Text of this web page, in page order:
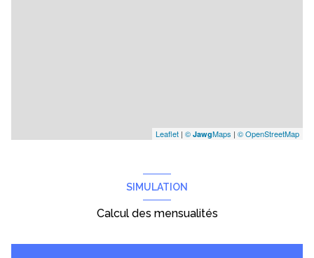
Leaflet | © JawgMaps | © OpenStreetMap
SIMULATION
Calcul des mensualités